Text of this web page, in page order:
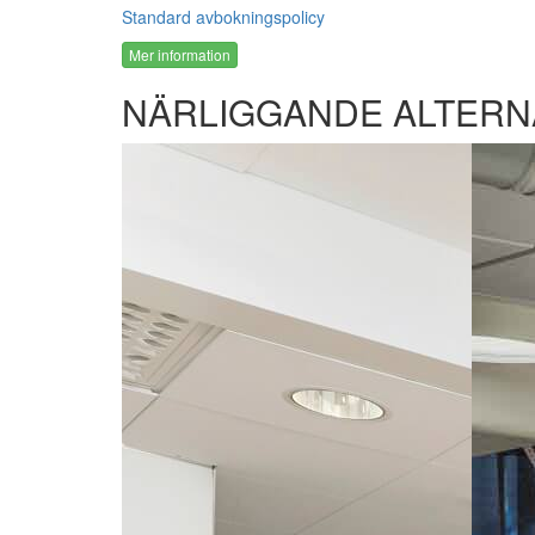
Standard avbokningspolicy
Mer information
NÄRLIGGANDE